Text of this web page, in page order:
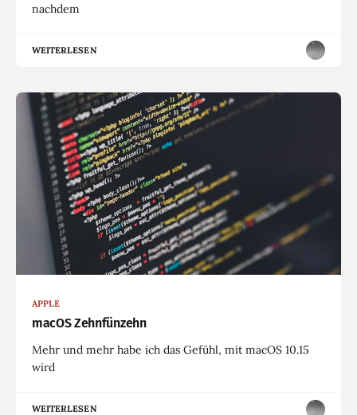
nachdem
WEITERLESEN
APPLE
macOS Zehnfünzehn
Mehr und mehr habe ich das Gefühl, mit macOS 10.15
wird
WEITERLESEN